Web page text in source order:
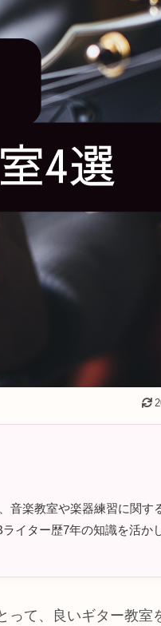
音楽教室や楽器練習に関す
イター歴7年の知識を活かし
って、良いギター教室